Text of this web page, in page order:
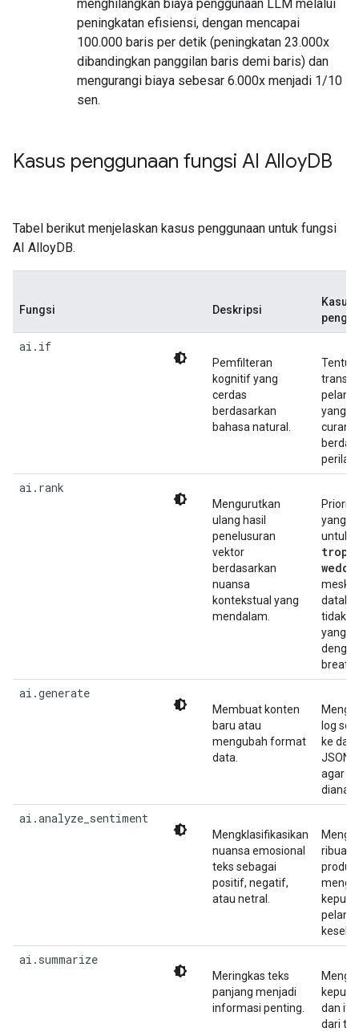
menghilangkan biaya penggunaan LLM melalui
peningkatan efisiensi, dengan mencapai
100.000 baris per detik (peningkatan 23.000x
dibandingkan panggilan baris demi baris) dan
mengurangi biaya sebesar 6.000x menjadi 1/10
sen.
Kasus penggunaan fungsi AI AlloyDB
Tabel berikut menjelaskan kasus penggunaan untuk fungsi
AI AlloyDB.
Fungsi Deskripsi
Kasus
ai.if
Pemfilteran
kognitif yang
cerdas
berdasarkan
bahasa natural.
yang
curang
ai.rank
Mengurutkan
ulang hasil
penelusuran
vektor
berdasarkan
nuansa
kontekstual yang
mendalam.
yang
untuk
tidak
yang
ai.generate
Membuat konten
baru atau
mengubah format
data.
log
ke
JSON
agar
ai.analyze_sentiment
Mengklasifikasikan
nuansa emosional
teks sebagai
positif, negatif,
atau netral.
ribuan
ai.summarize
Meringkas teks
panjang menjadi
informasi penting.
dan
dari